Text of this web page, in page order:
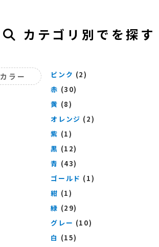
カテゴリ別でを探す
カラー ピンク (2)
赤 (30)
黄 (8)
オレンジ (2)
紫 (1)
黒 (12)
青 (43)
ゴールド (1)
紺 (1)
緑 (29)
グレー (10)
白 (15)